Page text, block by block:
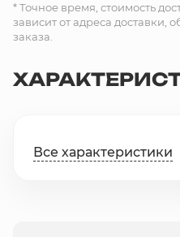
* Точное время, стоимость
зависит от адреса доставки,
заказа.
Все характеристики